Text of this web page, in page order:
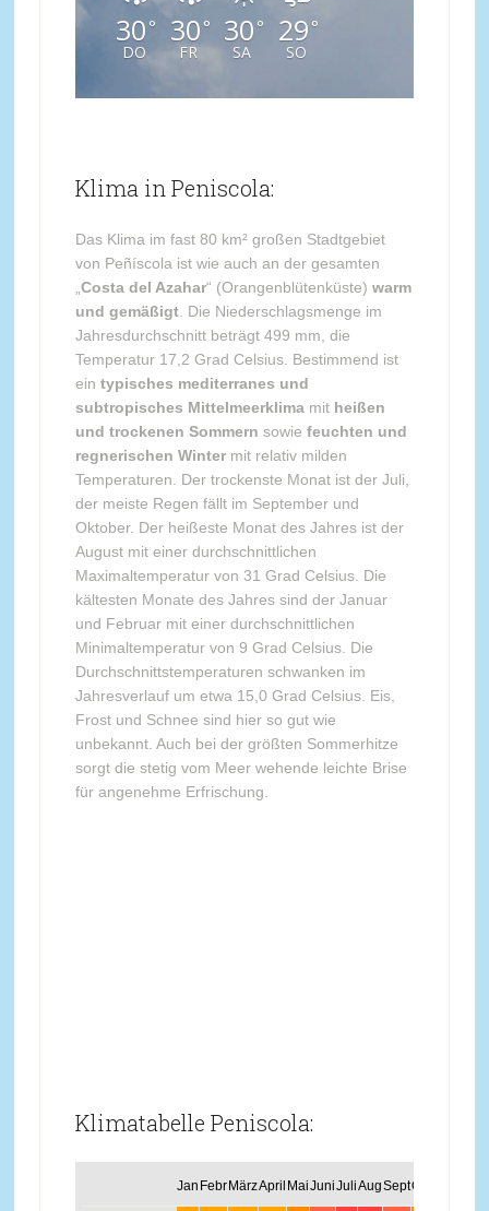
30°
DO
30 °
FR
30 °
SA
29 °
SO
Klima in Peniscola:
Das Klima im fast 80 km² großen Stadtgebiet
von Peñíscola ist wie auch an der gesamten
„Costa del Azahar“ (Orangenblütenküste) warm
und gemäßigt. Die Niederschlagsmenge im
Jahresdurchschnitt beträgt 499 mm, die
Temperatur 17,2 Grad Celsius. Bestimmend ist
ein typisches mediterranes und
subtropisches Mittelmeerklimamit heißen
und trockenen Sommern sowie feuchten und
regnerischen Wintermit relativ milden
Temperaturen. Der trockenste Monat ist der Juli,
der meiste Regen fällt im September und
Oktober. Der heißeste Monat des Jahres ist der
August mit einer durchschnittlichen
Maximaltemperatur von 31 Grad Celsius. Die
kältesten Monate des Jahres sind der Januar
und Februar mit einer durchschnittlichen
Minimaltemperatur von 9 Grad Celsius. Die
Durchschnittstemperaturen schwanken im
Jahresverlauf um etwa 15,0 Grad Celsius. Eis,
Frost und Schnee sind hier so gut wie
unbekannt. Auch bei der größten Sommerhitze
sorgt die stetig vom Meer wehende leichte Brise
für angenehme Erfrischung.
Klimatabelle Peniscola:
Jan Febr MärzApril MaiJuniJuliAugSeptOkt